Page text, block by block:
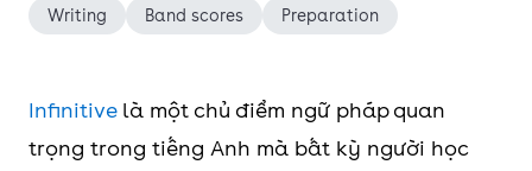
Writing Band scores Preparation
Infinitivelà một chủ điểm ngữ pháp quan
trọng trong tiếng Anh mà bất kỳ người học